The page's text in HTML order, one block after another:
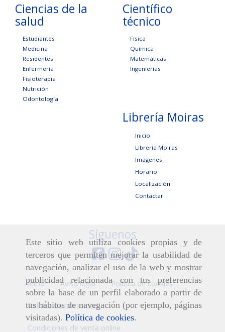
Este sitio web utiliza cookies propias y de
terceros que permiten mejorar la usabilidad de
navegación, analizar el uso de la web y mostrar
publicidad relacionada con tus preferencias
sobre la base de un perfil elaborado a partir de
tus hábitos de navegación (por ejemplo, páginas
visitadas). Política de cookies.
Ciencias de la
salud
Estudiantes
Medicina
Residentes
Enfermería
Fisioterapia
Nutrición
Odontología
Científico
técnico
Física
Química
Matemáticas
Ingenierías
Librería Moiras
Inicio
Librería Moiras
Imágenes
Horario
Localización
Contactar
Síguenos
Inicio Aviso legal Política de cookies
Política de privacidad
Condiciones de venta online